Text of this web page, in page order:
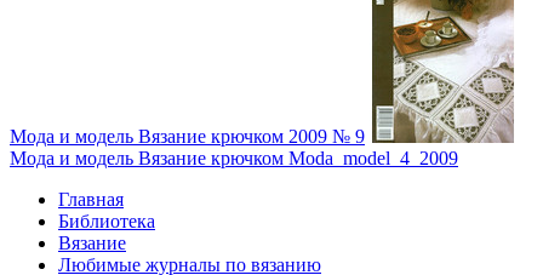
Мода и модель Вязание крючком 2009 № 9
Мода и модель Вязание крючком Moda_model_4_2009
Главная
Библиотека
Вязание
Любимые журналы по вязанию